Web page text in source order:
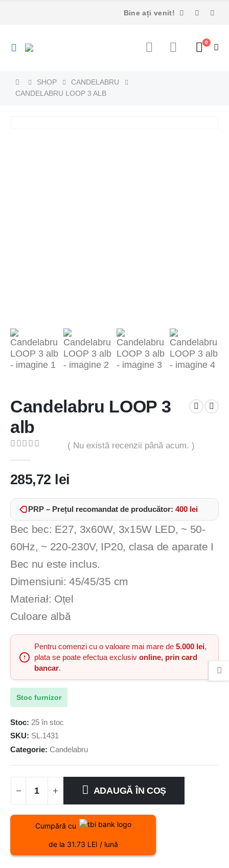
Bine ați venit!
0
SHOP
CANDELABRU
CANDELABRU LOOP 3 ALB
Candelabru LOOP 3
alb
( Nu există recenzii până acum. )
285,72 lei
PRP – Prețul recomandat de producător: 400 lei
Bec bec: E27, 3x60W, 3x15W LED, ~ 50-
60Hz, ~ 220-230V, IP20, clasa de aparate I
Bec nu este inclus.
Dimensiuni: 45/45/35 cm
Materiał: Oțel
Culoare albă
Pentru comenzi cu o valoare mai mare de 5.000 lei,
plata se poate efectua exclusiv online, prin card
bancar.
Stoc furnizor
Stoc: 25 în stoc
SKU: SL.1431
Categorie: Candelabru
ADAUGĂ ÎN COȘ
Cumpără cu
de la 31.73 LEI / lună